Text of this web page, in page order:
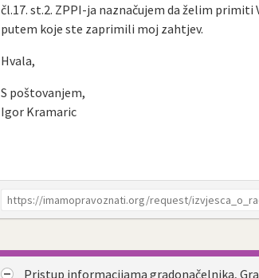
čl.17. st.2. ZPPI-ja naznačujem da želim
putem koje ste zaprimili moj zahtjev.
Hvala,
S poštovanjem,
Igor Kramaric
Pristup informacijama gradonačelnika,